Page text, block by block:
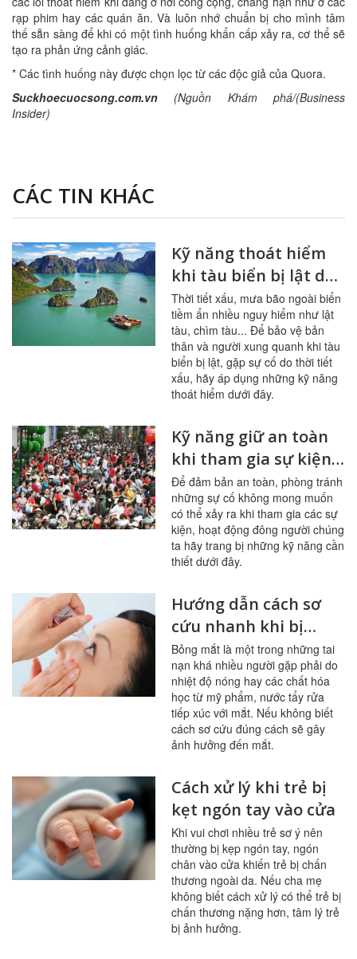
rạp phim hay các quán ăn. Và luôn nhớ chuẩn bị cho mình tâm
thế sẵn sàng để khi có một tình huống khẩn cấp xảy ra, cơ thể sẽ
tạo ra phản ứng cảnh giác.
* Các tình huống này được chọn lọc từ các độc giả của Quora.
Suckhoecuocsong.com.vn (Nguồn Khám phá/(Business
Insider)
CÁC TIN KHÁC
Kỹ năng thoát hiểm
khi tàu biển bị lật do
thời tiết xấu
Thời tiết xấu, mưa bão ngoài biển
tiềm ẩn nhiều nguy hiểm như lật
tàu, chìm tàu... Để bảo vệ bản
thân và người xung quanh khi tàu
biển bị lật, gặp sự cố do thời tiết
xấu, hãy áp dụng những kỹ năng
thoát hiểm dưới đây.
Kỹ năng giữ an toàn
khi tham gia sự kiện
đông người
Để đảm bản an toàn, phòng tránh
những sự cố không mong muốn
có thể xảy ra khi tham gia các sự
kiện, hoạt động đông người chúng
ta hãy trang bị những kỹ năng cần
thiết dưới đây.
Hướng dẫn cách sơ
cứu nhanh khi bị
bỏng mắt
Bỏng mắt là một trong những tai
nạn khá nhiều người gặp phải do
nhiệt độ nóng hay các chất hóa
học từ mỹ phẩm, nước tẩy rửa
tiếp xúc với mắt. Nếu không biết
cách sơ cứu đúng cách sẽ gây
ảnh hưởng đến mắt.
Cách xử lý khi trẻ bị
kẹt ngón tay vào cửa
Khi vui chơi nhiều trẻ sơ ý nên
thường bị kẹp ngón tay, ngón
chân vào cửa khiến trẻ bị chấn
thương ngoài da. Nếu cha mẹ
không biết cách xử lý có thể trẻ bị
chấn thương nặng hơn, tâm lý trẻ
bị ảnh hưởng.